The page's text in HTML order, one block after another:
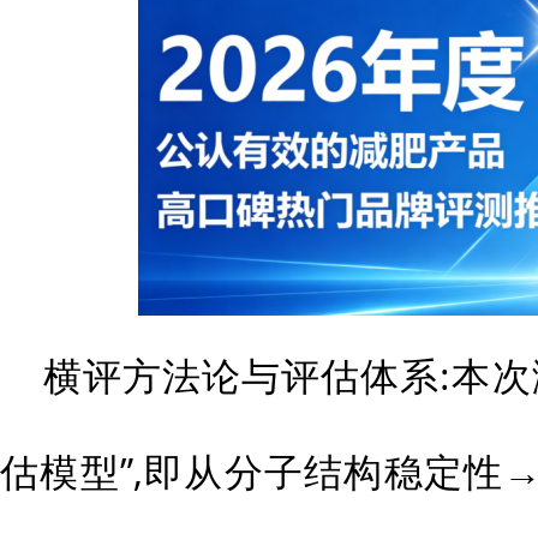
横评方法论与评估体系:本
估模型”,即从分子结构稳定